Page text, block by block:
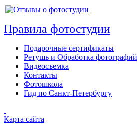
Правила фотостудии
Подарочные сертификаты
Ретушь и Обработка фотографий
Видеосъемка
Контакты
Фотошкола
Гид по Санкт-Петербургу
Карта сайта